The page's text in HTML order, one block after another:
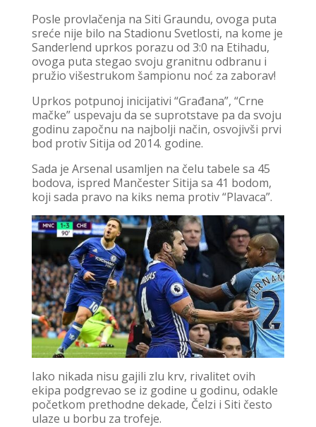
Posle provlačenja na Siti Graundu, ovoga puta
sreće nije bilo na Stadionu Svetlosti, na kome je
Sanderlend uprkos porazu od 3:0 na Etihadu,
ovoga puta stegao svoju granitnu odbranu i
pružio višestrukom šampionu noć za zaborav!
Uprkos potpunoj inicijativi “Građana”, “Crne
mačke” uspevaju da se suprotstave pa da svoju
godinu započnu na najbolji način, osvojivši prvi
bod protiv Sitija od 2014. godine.
Sada je Arsenal usamljen na čelu tabele sa 45
bodova, ispred Mančester Sitija sa 41 bodom,
koji sada pravo na kiks nema protiv “Plavaca”.
Iako nikada nisu gajili zlu krv, rivalitet ovih
ekipa podgrevao se iz godine u godinu, odakle
početkom prethodne dekade, Čelzi i Siti često
ulaze u borbu za trofeje.